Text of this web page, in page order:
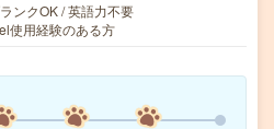
ンクOK / 英語力不要
使用経験のある方